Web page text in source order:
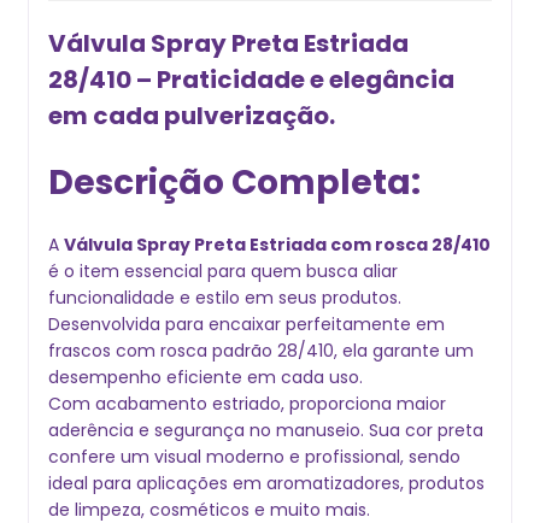
Válvula Spray Preta Estriada
28/410 – Praticidade e elegância
em cada pulverização.
Descrição Completa:
A Válvula Spray Preta Estriada com rosca 28/410
é o item essencial para quem busca aliar
funcionalidade e estilo em seus produtos.
Desenvolvida para encaixar perfeitamente em
frascos com rosca padrão 28/410, ela garante um
desempenho eficiente em cada uso.
Com acabamento estriado, proporciona maior
aderência e segurança no manuseio. Sua cor preta
confere um visual moderno e profissional, sendo
ideal para aplicações em aromatizadores, produtos
de limpeza, cosméticos e muito mais.